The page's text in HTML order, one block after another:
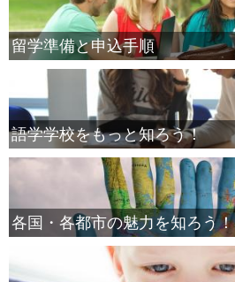
留学準備と申込手順
語学学校をもっと知ろう！
各国・各都市の魅力を知ろう！